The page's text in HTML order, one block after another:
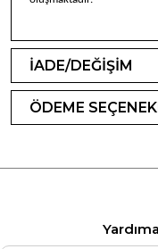
İADE/DEĞİŞİM
ÖDEME